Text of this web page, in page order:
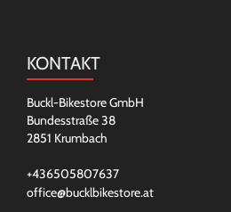
KONTAKT
Buckl-Bikestore GmbH
Bundesstraße 38
2851 Krumbach
+436505807637
office@bucklbikestore.at